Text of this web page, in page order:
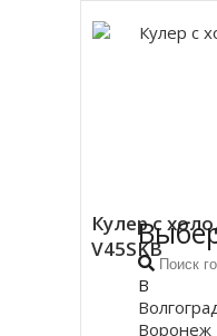
Кулер с
V45SKB
В
Воронеж